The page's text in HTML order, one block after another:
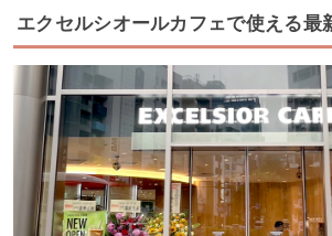
エクセルシオールカフェで使える最